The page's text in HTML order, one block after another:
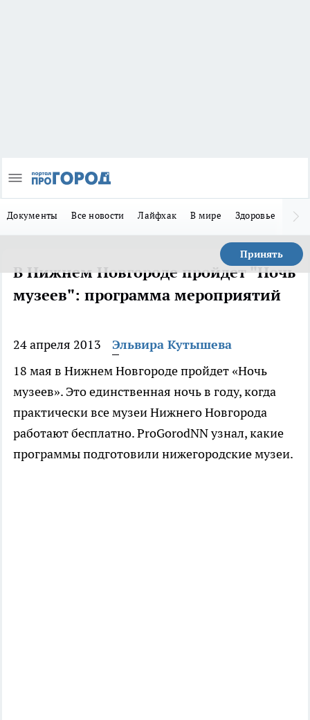
Документы Все новости Лайфхак В мире Здоровье
Принять
В Нижнем Новгороде пройдет "Ночь
музеев": программа мероприятий
24 апреля 2013
Эльвира Кутышева
18 мая в Нижнем Новгороде пройдет «Ночь
музеев». Это единственная ночь в году, когда
практически все музеи Нижнего Новгорода
работают бесплатно. ProGorodNN узнал, какие
программы подготовили нижегородские музеи.